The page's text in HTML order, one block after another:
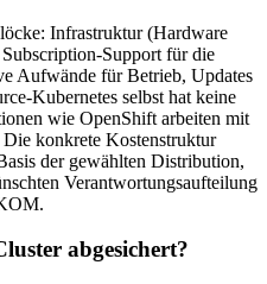
Infrastruktur (Hardware
Support für die
Aufwände für Betrieb, Updates
Kubernetes selbst hat keine
wie OpenShift arbeiten mit
konkrete Kostenstruktur
der gewählten Distribution,
Verantwortungsaufteilung
abgesichert?